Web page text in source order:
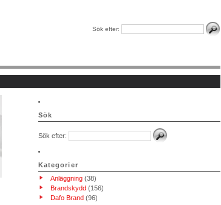
Sök efter:
Sök
Sök efter:
Kategorier
Anläggning (38)
Brandskydd (156)
Dafo Brand (96)